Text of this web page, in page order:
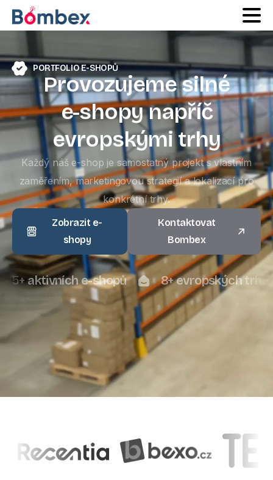
PORTFOLIO E-SHOPŮ
Provozujemesilné
e-shopynapříč
evropskými trhy
Každý náš e-shop je samostatný projekt s vlastním
zaměřením, marketingovou strategií a lokalizací pro
konkrétní trhy.
Zobrazit e-
shopy
Kontaktovat
Bombex
5+ aktivních e-shopů 8+ evropských trhů